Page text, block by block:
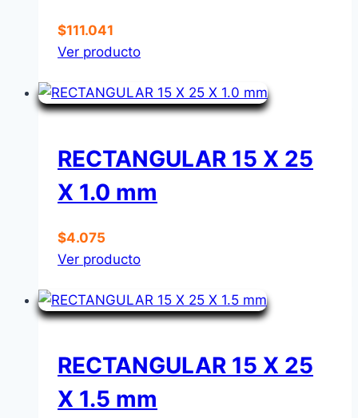
$111.041
Ver producto
RECTANGULAR 15 X 25
X 1.0 mm
$4.075
Ver producto
RECTANGULAR 15 X 25
X 1.5 mm